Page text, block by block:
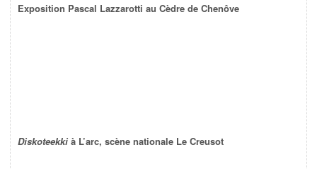
Exposition Pascal Lazzarotti au Cèdre de Chenôve
Diskoteekki à L’arc, scène nationale Le Creusot